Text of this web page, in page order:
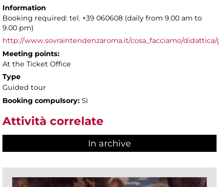
Information
Booking required: tel. +39 060608 (daily from 9.00 am to
9.00 pm)
http://www.sovraintendenzaroma.it/cosa_facciamo/didattica/
Meeting points:
At the Ticket Office
Type
Guided tour
Booking compulsory: Sì
Attività correlate
In archive